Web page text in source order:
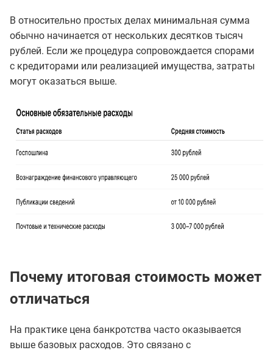
В относительно простых делах минимальная сумма
обычно начинается от нескольких десятков тысяч
рублей. Если же процедура сопровождается спорами
с кредиторами или реализацией имущества, затраты
могут оказаться выше.
Почему итоговая стоимость может
отличаться
На практике цена банкротства часто оказывается
выше базовых расходов. Это связано с